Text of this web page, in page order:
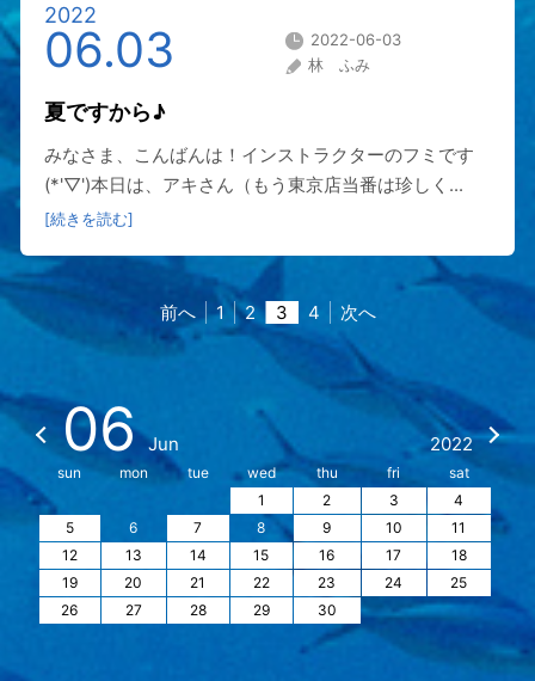
2022
06.03
2022-06-03
林 ふみ
夏ですから♪
みなさま、こんばんは！インストラクターのフミです
(*'▽')本日は、アキさん（もう東京店当番は珍しく...
[続きを読む]
前へ 1 2 3 4 次へ
06 Jun 2022
sun mon tue wed thu fri
sat
1
2 3
4
5
6 7 8 9 10
11
12
13 14 15 16 17
18
19
20 21 22 23 24
25
26
27 28 29 30